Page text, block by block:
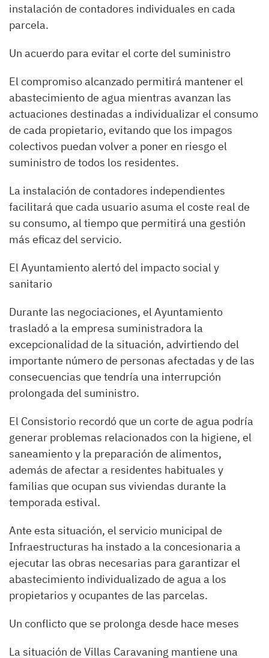
instalación de contadores individuales en cada
parcela.
Un acuerdo para evitar el corte del suministro
El compromiso alcanzado permitirá mantener el
abastecimiento de agua mientras avanzan las
actuaciones destinadas a individualizar el consumo
de cada propietario, evitando que los impagos
colectivos puedan volver a poner en riesgo el
suministro de todos los residentes.
La instalación de contadores independientes
facilitará que cada usuario asuma el coste real de
su consumo, al tiempo que permitirá una gestión
más eficaz del servicio.
El Ayuntamiento alertó del impacto social y
sanitario
Durante las negociaciones, el Ayuntamiento
trasladó a la empresa suministradora la
excepcionalidad de la situación, advirtiendo del
importante número de personas afectadas y de las
consecuencias que tendría una interrupción
prolongada del suministro.
El Consistorio recordó que un corte de agua podría
generar problemas relacionados con la higiene, el
saneamiento y la preparación de alimentos,
además de afectar a residentes habituales y
familias que ocupan sus viviendas durante la
temporada estival.
Ante esta situación, el servicio municipal de
Infraestructuras ha instado a la concesionaria a
ejecutar las obras necesarias para garantizar el
abastecimiento individualizado de agua a los
propietarios y ocupantes de las parcelas.
Un conflicto que se prolonga desde hace meses
La situación de Villas Caravaning mantiene una